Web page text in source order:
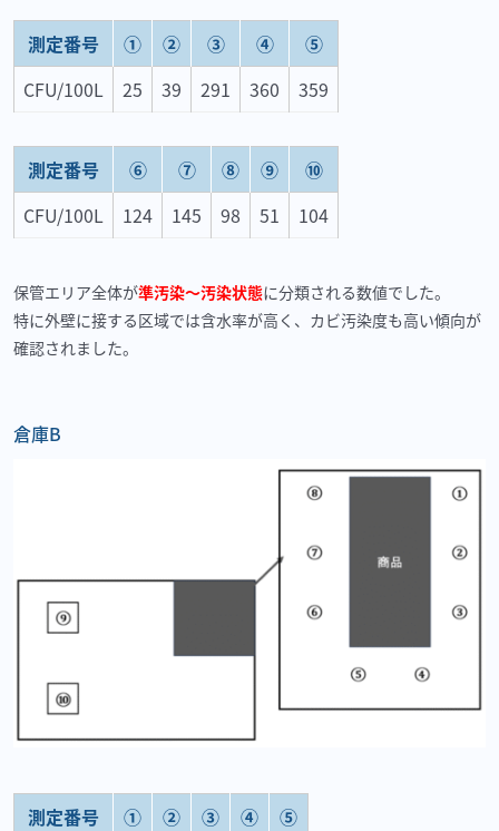
測定番号 ① ② ③ ④
⑤
CFU/100L
25 39 291 360 359
測定番号 ⑥ ⑦ ⑧ ⑨
⑩
CFU/100L
124 145 98 51 104
保管エリア全体が準汚染〜汚染状態に分類される数値でした。
特に外壁に接する区域では含水率が高く、カビ汚染度も高い傾向が
確認されました。
倉庫B
測定番号 ① ② ③ ④
⑤